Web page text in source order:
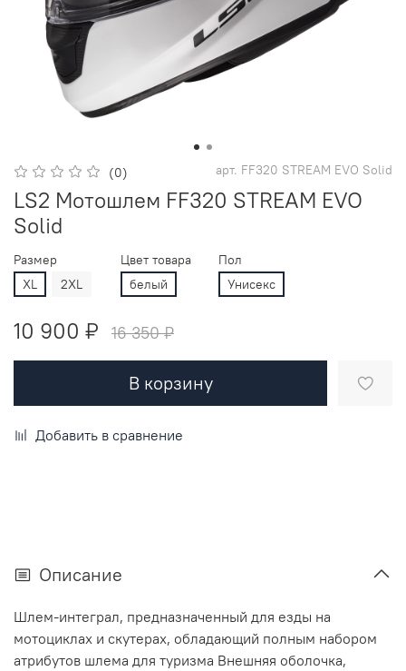
(0) арт. FF320 STREAM EVO Solid
LS2 Мотошлем FF320 STREAM EVO
Solid
Размер
XL
2XL
Цвет товара
белый
Пол
Унисекс
10 900 ₽ 16 350 ₽
В корзину
Добавить в сравнение
Описание
Шлем-интеграл, предназначенный для езды на
мотоциклах и скутерах, обладающий полным набором
атрибутов шлема для туризма Внешняя оболочка,